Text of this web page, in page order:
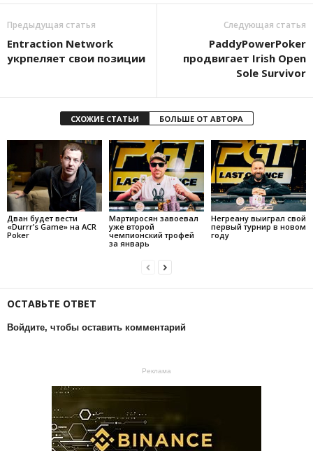
Предыдущая статья
Entraction Network
укрпеляет свои позиции
Следующая статья
PaddyPowerPoker
продвигает Irish Open
Sole Survivor
СХОЖИЕ СТАТЬИ БОЛЬШЕ ОТ АВТОРА
Дван будет вести
«Durrr’s Game» на ACR
Poker
Мартиросян завоевал
уже второй
чемпионский трофей
за январь
Негреану выиграл свой
первый турнир в новом
году
ОСТАВЬТЕ ОТВЕТ
Войдите, чтобы оставить комментарий
Реклама